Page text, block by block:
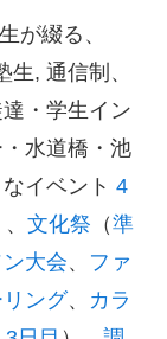
が綴る、
, 通信制、
・学生イン
水道橋・池
イベント4
、文化祭 （準
大会、 ファ
ング、 カラ